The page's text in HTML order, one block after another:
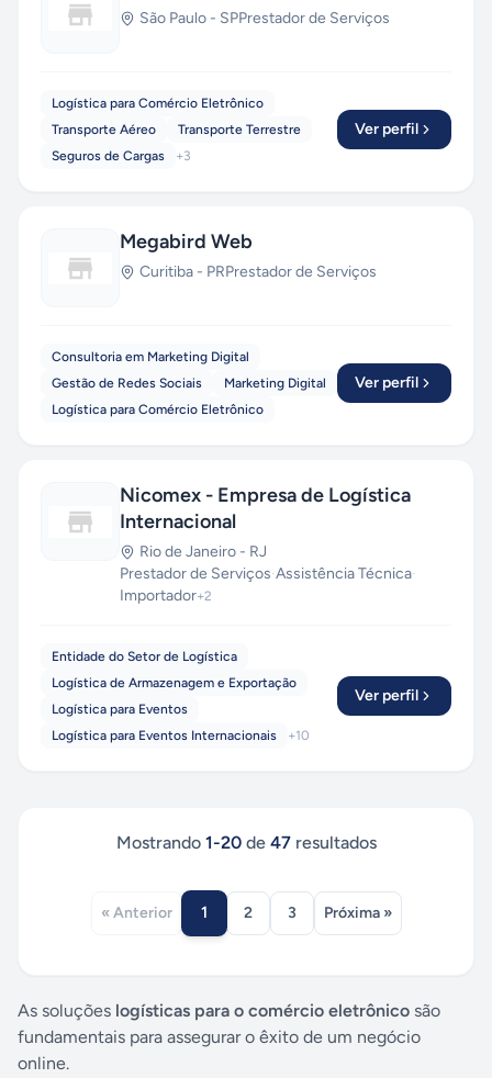
São Paulo - SPPrestador de Serviços
Logística para Comércio Eletrônico
Transporte Aéreo
Transporte Terrestre
Seguros de Cargas
+3
Ver perfil
Megabird Web
Curitiba - PRPrestador de Serviços
Consultoria em Marketing Digital
Gestão de Redes Sociais
Marketing Digital
Logística para Comércio Eletrônico
Ver perfil
Nicomex - Empresa de Logística
Internacional
Rio de Janeiro - RJ
Prestador de Serviços·Assistência Técnica·
Importador+2
Entidade do Setor de Logística
Logística de Armazenagem e Exportação
Logística para Eventos
Logística para Eventos Internacionais
+10
Ver perfil
Mostrando 1-20de 47resultados
« Anterior 1 2 3 Próxima »
As soluções logísticas para o comércio eletrônico são
fundamentais para assegurar o êxito de um negócio
online.